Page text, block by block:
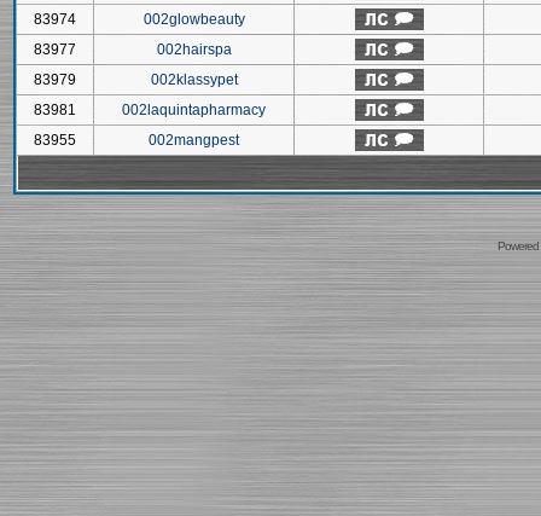
83974
002glowbeauty
83977
002hairspa
83979
002klassypet
83981
002laquintapharmacy
83955
002mangpest